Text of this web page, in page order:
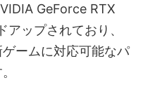
GeForce RTX
ップされており、
ームに対応可能なパ